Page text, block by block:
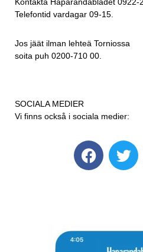
Kontakta Haparandabladet 0922-
Telefontid vardagar 09-15.
Jos jäät ilman lehteä Torniossa
soita puh 0200-710 00.
SOCIALA MEDIER
Vi finns också i sociala medier: